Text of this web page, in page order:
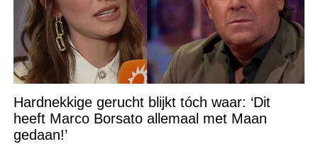
Hardnekkige gerucht blijkt tóch waar: ‘Dit
heeft Marco Borsato allemaal met Maan
gedaan!’